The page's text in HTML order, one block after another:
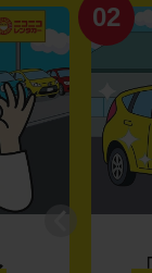
02